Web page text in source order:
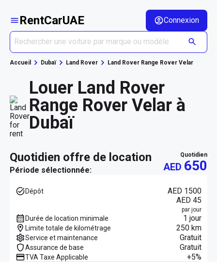
RentCarUAE Connexion
Accueil Dubaï Land Rover Land Rover Range Rover Velar
Louer Land Rover
Range Rover Velar à
Dubaï
quotidien offre de location
Période sélectionnée:
quotidien
AED 650
Dépôt
AED 1500
AED 45
par jour
Durée de location minimale 1 jour
Limite totale de kilométrage 250 km
Service et maintenance Gratuit
Assurance de base Gratuit
TVA Taxe Applicable
+5%